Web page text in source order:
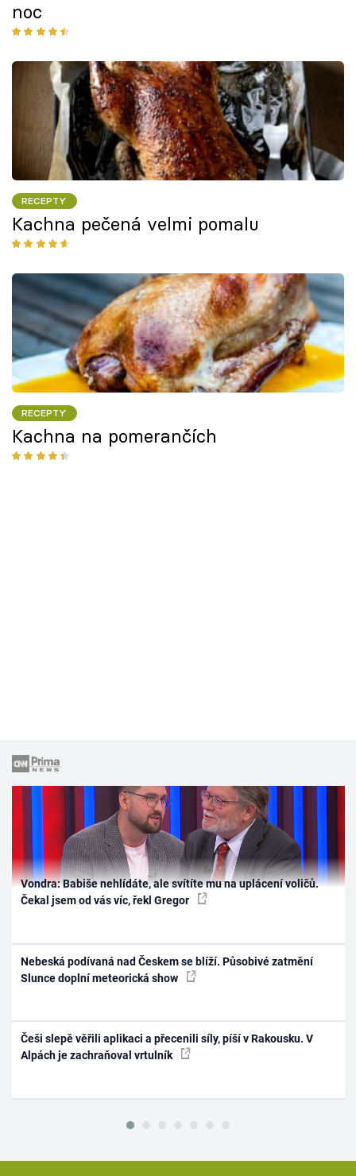
noc
RECEPTY
Kachna pečená velmi pomalu
RECEPTY
Kachna na pomerančích
Vondra: Babiše nehlídáte, ale svítíte mu na uplácení voličů.
Čekal jsem od vás víc, řekl Gregor
Nebeská podívaná nad Českem se blíží. Působivé zatmění
Slunce doplní meteorická show
Češi slepě věřili aplikaci a přecenili síly, píší v Rakousku. V
Alpách je zachraňoval vrtulník